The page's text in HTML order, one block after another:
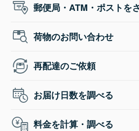
郵便局・ATM・ポストを
荷物のお問い合わせ
再配達のご依頼
お届け日数を調べる
料金を計算・調べる